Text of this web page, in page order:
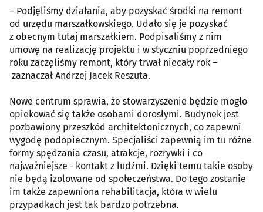
– Podjęliśmy działania, aby pozyskać środki na remont
od urzędu marszałkowskiego. Udało się je pozyskać
z obecnym tutaj marszałkiem. Podpisaliśmy z nim
umowę na realizację projektu i w styczniu poprzedniego
roku zaczęliśmy remont, który trwał niecały rok –
zaznaczał Andrzej Jacek Reszuta.
Nowe centrum sprawia, że stowarzyszenie będzie mogło
opiekować się także osobami dorosłymi. Budynek jest
pozbawiony przeszkód architektonicznych, co zapewni
wygodę podopiecznym. Specjaliści zapewnią im tu różne
formy spędzania czasu, atrakcje, rozrywki i co
najważniejsze - kontakt z ludźmi. Dzięki temu takie osoby
nie będą izolowane od społeczeństwa. Do tego zostanie
im także zapewniona rehabilitacja, która w wielu
przypadkach jest tak bardzo potrzebna.